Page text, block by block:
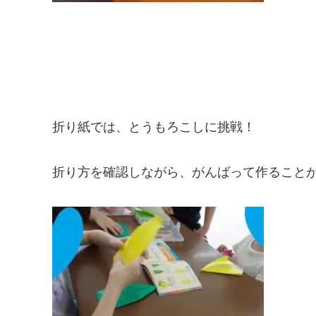
折り紙では、とうもろこしに挑戦！
折り方を確認しながら、がんばって作ること